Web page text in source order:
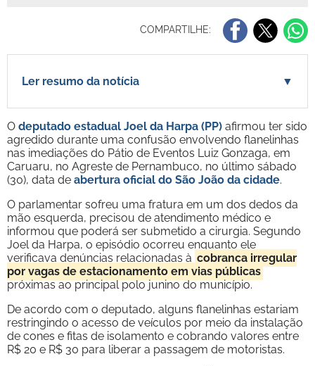
COMPARTILHE:
Ler resumo da notícia ▼
O deputado estadual Joel da Harpa (PP) afirmou ter sido
agredido durante uma confusão envolvendo flanelinhas
nas imediações do Pátio de Eventos Luiz Gonzaga, em
Caruaru, no Agreste de Pernambuco, no último sábado
(30), data de abertura oficial do São João da cidade.
O parlamentar sofreu uma fratura em um dos dedos da
mão esquerda, precisou de atendimento médico e
informou que poderá ser submetido a cirurgia. Segundo
Joel da Harpa, o episódio ocorreu enquanto ele
verificava denúncias relacionadas à cobrança irregular
por vagas de estacionamento em vias públicas
próximas ao principal polo junino do município.
De acordo com o deputado, alguns flanelinhas estariam
restringindo o acesso de veículos por meio da instalação
de cones e fitas de isolamento e cobrando valores entre
R$ 20 e R$ 30 para liberar a passagem de motoristas.